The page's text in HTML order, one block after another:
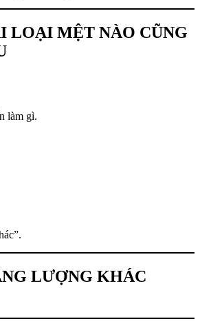
LOẠI MỆT NÀO CŨNG
làm gì.
LƯỢNG KHÁC